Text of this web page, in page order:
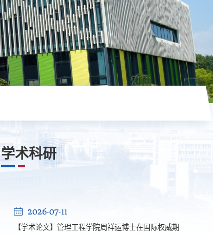
学术科研
2026-07-11
【学术论文】管理工程学院周祥运博士在国际权威期